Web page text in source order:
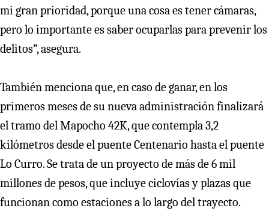
mi gran prioridad, porque una cosa es tener cámaras,
pero lo importante es saber ocuparlas para prevenir los
delitos”, asegura.
También menciona que, en caso de ganar, en los
primeros meses de su nueva administración finalizará
el tramo del Mapocho 42K, que contempla 3,2
kilómetros desde el puente Centenario hasta el puente
Lo Curro. Se trata de un proyecto de más de 6 mil
millones de pesos, que incluye ciclovías y plazas que
funcionan como estaciones a lo largo del trayecto.